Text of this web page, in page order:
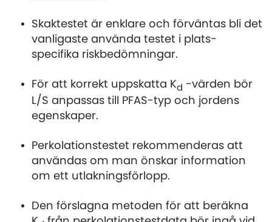
Skaktestet är enklare och förväntas bli det
vanligaste använda testet i plats-
specifika riskbedömningar.
För att korrekt uppskatta Kd -värden bör
L/S anpassas till PFAS-typ och jordens
egenskaper.
Perkolationstestet rekommenderas att
användas om man önskar information
om ett utlakningsförlopp.
Den förslagna metoden för att beräkna